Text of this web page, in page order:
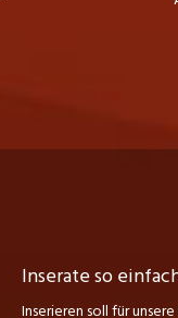
Inserate so
Inserieren soll für